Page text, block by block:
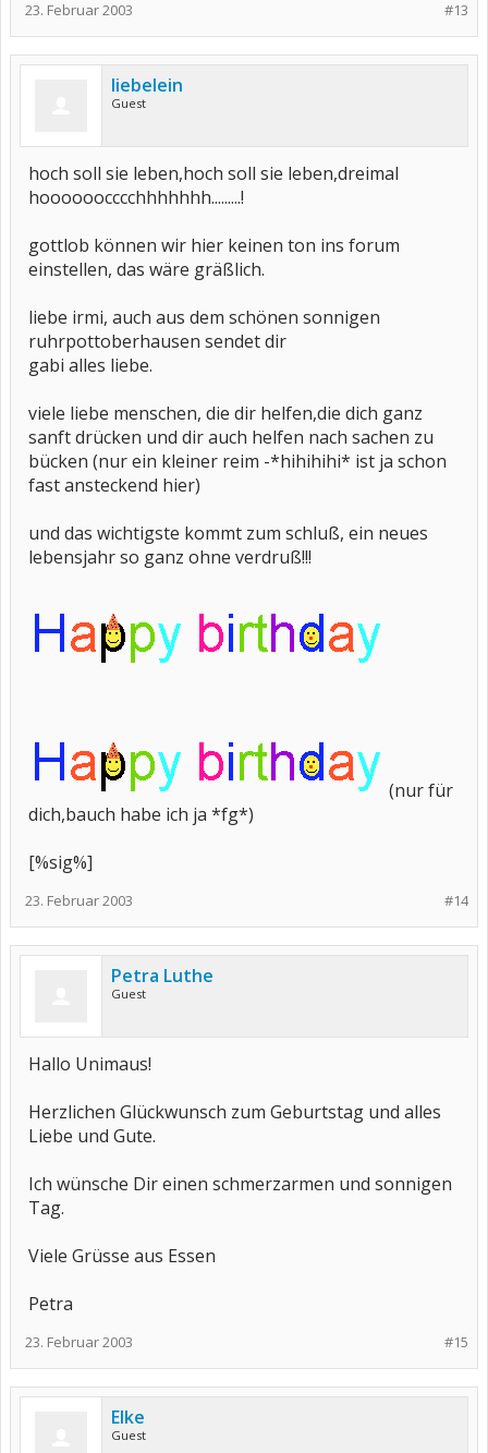
#13
23. Februar 2003
liebelein
Guest
hoch soll sie leben,hoch soll sie leben,dreimal
hoooooocccchhhhhhh.........!
gottlob können wir hier keinen ton ins forum
einstellen, das wäre gräßlich.
liebe irmi, auch aus dem schönen sonnigen
ruhrpottoberhausen sendet dir
gabi alles liebe.
viele liebe menschen, die dir helfen,die dich ganz
sanft drücken und dir auch helfen nach sachen zu
bücken (nur ein kleiner reim -*hihihihi* ist ja schon
fast ansteckend hier)
und das wichtigste kommt zum schluß, ein neues
lebensjahr so ganz ohne verdruß!!!
(nur für
dich,bauch habe ich ja *fg*)
[%sig%]
#14
23. Februar 2003
Petra Luthe
Guest
Hallo Unimaus!
Herzlichen Glückwunsch zum Geburtstag und alles
Liebe und Gute.
Ich wünsche Dir einen schmerzarmen und sonnigen
Tag.
Viele Grüsse aus Essen
Petra
#15
23. Februar 2003
Elke
Guest